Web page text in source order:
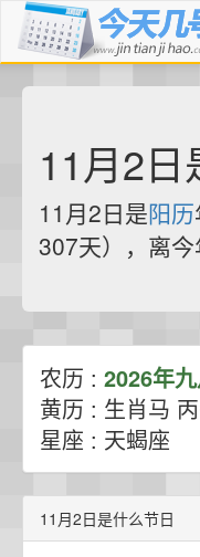
11月2日
11月2日是阳历
307天），离今
农历 : 2026年
黄历 : 生肖马
星座 : 天蝎座
11月2日是什么节日